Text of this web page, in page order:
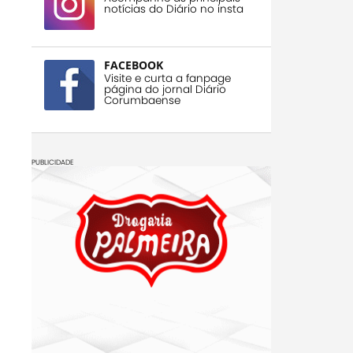
notícias do Diário no insta
FACEBOOK
Visite e curta a fanpage
página do jornal Diário
Corumbaense
PUBLICIDADE